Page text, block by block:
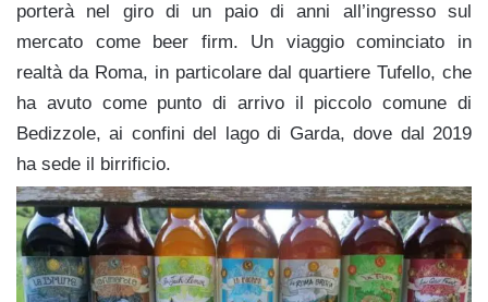
porterà nel giro di un paio di anni all’ingresso sul
mercato come beer firm. Un viaggio cominciato in
realtà da Roma, in particolare dal quartiere Tufello, che
ha avuto come punto di arrivo il piccolo comune di
Bedizzole, ai confini del lago di Garda, dove dal 2019
ha sede il birrificio.